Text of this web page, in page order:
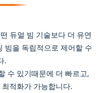
듀얼 빔 기술보다 더 유연
빔을 독립적으로 제어할 수
.
수 있기때문에 더 빠르고,
적화가 가능합니다.